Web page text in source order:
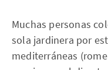
Muchas personas
sola jardinera por
mediterráneas